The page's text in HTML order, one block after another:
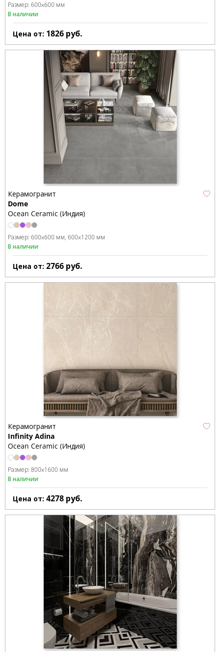
Размер: 600x600 мм
В наличии
Цена от: 1826 руб.
Керамогранит
Dome
Ocean Ceramic (Индия)
Размер: 600x600 мм 600x1200 мм
В наличии
Цена от: 2766 руб.
Керамогранит
Infinity Adina
Ocean Ceramic (Индия)
Размер: 800x1600 мм
В наличии
Цена от: 4278 руб.